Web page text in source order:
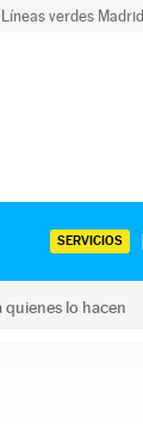
Líneas verdes Madrid
SERVICIOS
lo hacen